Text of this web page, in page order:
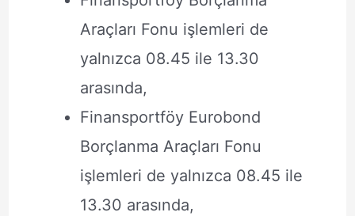
Araçları Fonu işlemleri de
yalnızca 08.45 ile 13.30
arasında,
Finansportföy Eurobond
Borçlanma Araçları Fonu
işlemleri de yalnızca 08.45 ile
13.30 arasında,